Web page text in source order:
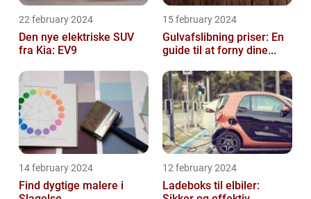
22 february 2024
Den nye elektriske SUV
fra Kia: EV9
15 february 2024
Gulvafslibning priser: En
guide til at forny dine...
14 february 2024
Find dygtige malere i
12 february 2024
Ladeboks til elbiler: